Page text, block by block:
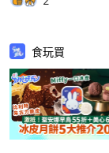
食玩買